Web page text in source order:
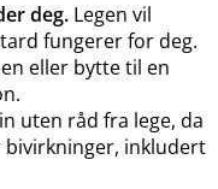
deg. Legen vil
fungerer for deg.
eller bytte til en
uten råd fra lege, da
bivirkninger, inkludert